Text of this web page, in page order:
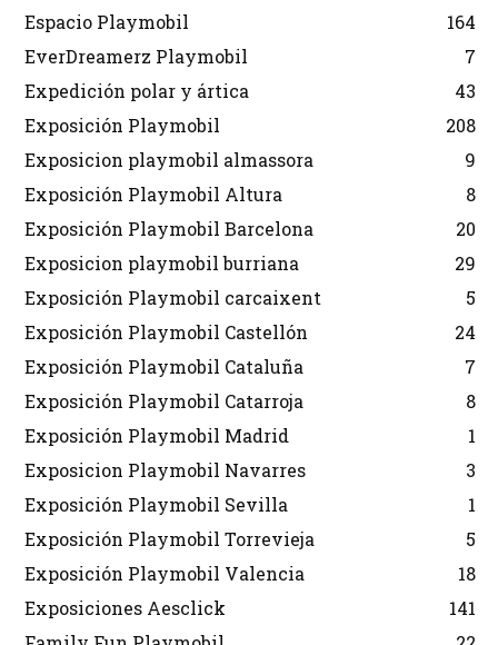
Espacio Playmobil
164
EverDreamerz Playmobil
7
Expedición polar y ártica
43
Exposición Playmobil
208
Exposicion playmobil almassora
9
Exposición Playmobil Altura
8
Exposición Playmobil Barcelona
20
Exposicion playmobil burriana
29
Exposición Playmobil carcaixent
5
Exposición Playmobil Castellón
24
Exposición Playmobil Cataluña
7
Exposición Playmobil Catarroja
8
Exposición Playmobil Madrid
1
Exposicion Playmobil Navarres
3
Exposición Playmobil Sevilla
1
Exposición Playmobil Torrevieja
5
Exposición Playmobil Valencia
18
Exposiciones Aesclick
141